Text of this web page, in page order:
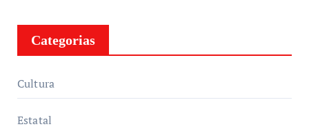
Categorias
Cultura
Estatal